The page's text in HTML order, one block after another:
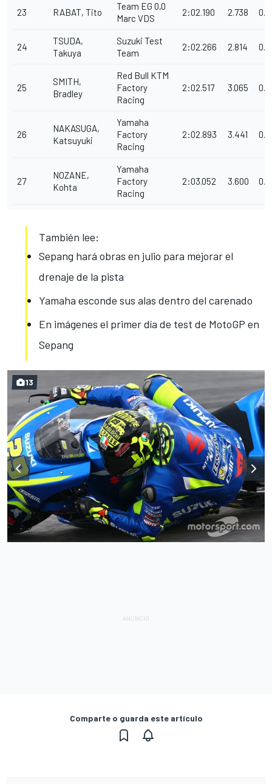
23 RABAT, Tito
Team EG 0,0
Marc VDS
2:02.190 2.738
24
TSUDA,
Takuya
Suzuki Test
Team
2:02.266 2.814
25
SMITH,
Bradley
Red Bull KTM
Factory
Racing
2:02.517 3.065
26
NAKASUGA,
Katsuyuki
Yamaha
Factory
Racing
2:02.893 3.441
27
NOZANE,
Kohta
Yamaha
Factory
Racing
2:03.052 3.600
También lee:
Sepang hará obras en julio para mejorar el
drenaje de la pista
Yamaha esconde sus alas dentro del carenado
En imágenes el primer día de test de MotoGP en
Sepang
13
Comparte o guarda este artículo